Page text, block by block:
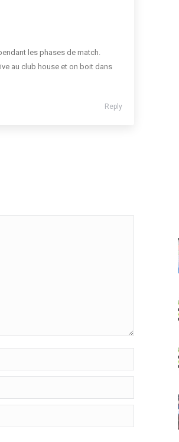
les phases de match.
au club house et on boit dans
Reply